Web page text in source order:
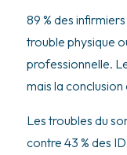
89 % des
trouble physique
professionnelle.
mais la conclusion
Les troubles du
contre 43 % des